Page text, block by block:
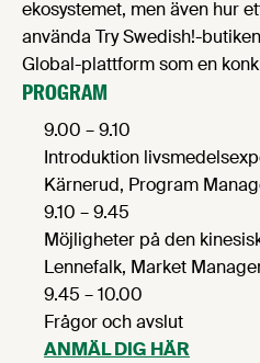
ekosystemet, men även hur
använda Try Swedish!-
Global-plattform som en
PROGRAM
9.00 – 9.10
Introduktion
Kärnerud, Program
9.10 – 9.45
Möjligheter på den
Lennefalk, Market
9.45 – 10.00
Frågor och avslut
ANMÄL DIG HÄR